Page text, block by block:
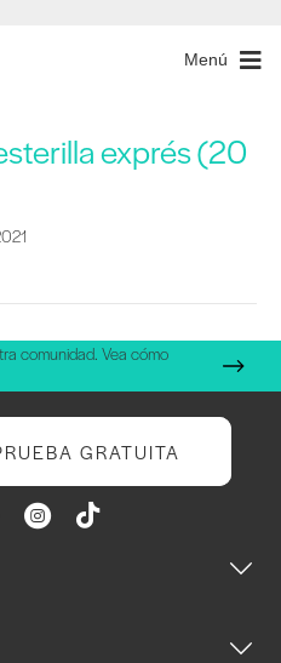
Menú
exprés (20
comunidad. Vea cómo
GRATUITA